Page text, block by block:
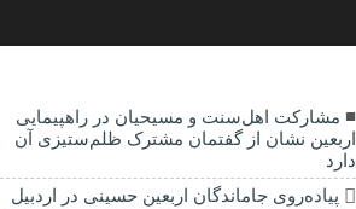
مشارکت اهل‌سنت و مسیحیان در راهپیمایی
اربعین نشان از گفتمان مشترک ظلم‌ستیزی آن
دارد
پیاده‌روی جاماندگان اربعین حسینی در اردبیل